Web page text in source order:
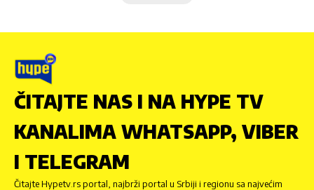
ČITAJTE NAS I NA HYPE TV
KANALIMA WHATSAPP, VIBER
I TELEGRAM
Čitajte Hypetv.rs portal, najbrži portal u Srbiji i regionu sa najvećim